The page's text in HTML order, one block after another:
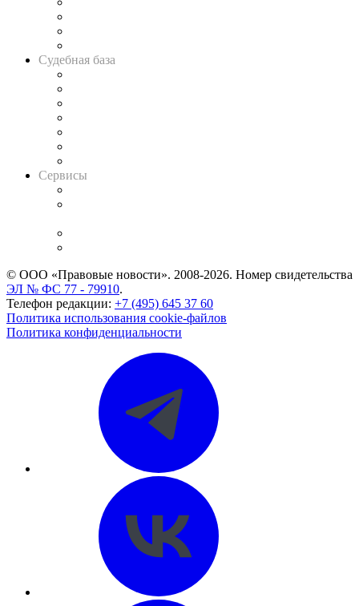
Судебная база
Сервисы
© ООО «Правовые новости». 2008-2026. Номер свидетельства
ЭЛ № ФС 77 - 79910.
Телефон редакции: +7 (495) 645 37 60
Политика использования cookie-файлов
Политика конфиденциальности